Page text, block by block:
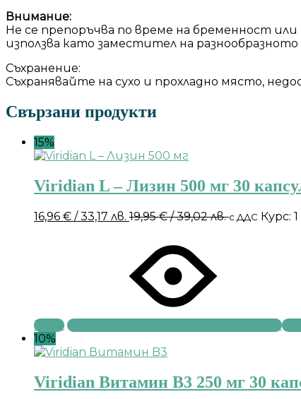
Внимание:
Не се препоръчва по време на бременност
използва като заместител на
Съхранение:
Съхранявайте на сухо и прохладно място,
Свързани продукти
15%
Viridian L – Лизин 500 мг 30
16,96 € / 33,17 лв. 19,95€/ 39,02 лв.с ДДС Курс:
Купи
10%
Viridian Витамин B3 250 мг 30